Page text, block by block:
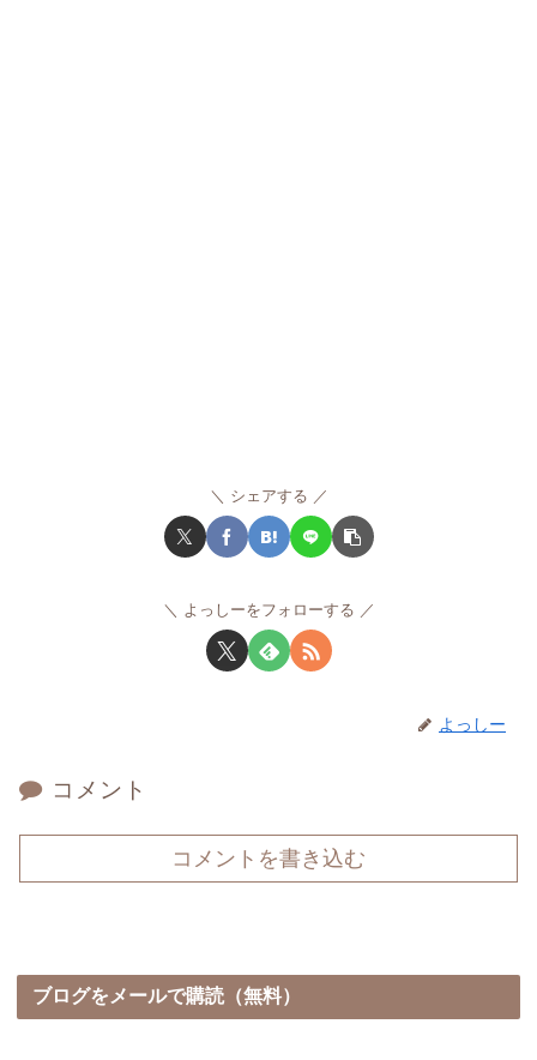
シェアする
よっしーをフォローする
よっしー
コメント
コメントを書き込む
ブログをメールで購読（無料）